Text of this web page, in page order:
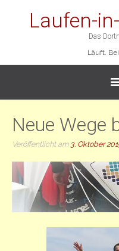
Laufen-
Das
Läuft.
Neue Wege
Veröffentlicht am 3. Oktober